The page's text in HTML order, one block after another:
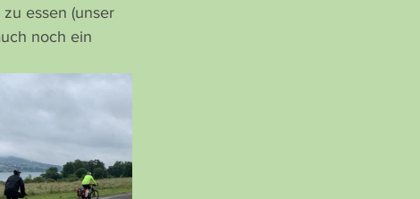
essen (unser
noch ein